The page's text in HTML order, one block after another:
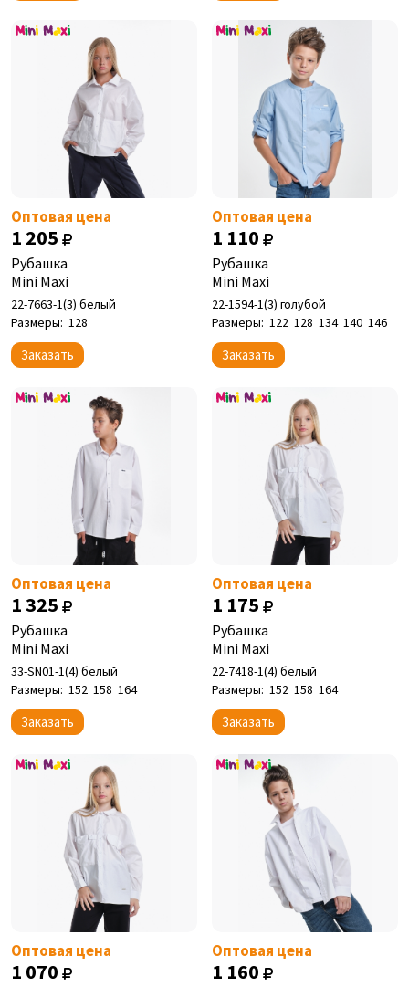
Оптовая цена
1 205
Рубашка
Mini Maxi
22-7663-1(3) белый
Размеры: 128
Заказать
Оптовая цена
1 110
Рубашка
Mini Maxi
22-1594-1(3) голубой
Размеры: 122 128 134 140 146
Заказать
Оптовая цена
1 325
Рубашка
Mini Maxi
33-SN01-1(4) белый
Размеры: 152 158 164
Заказать
Оптовая цена
1 175
Рубашка
Mini Maxi
22-7418-1(4) белый
Размеры: 152 158 164
Заказать
Оптовая цена
1 070
Оптовая цена
1 160